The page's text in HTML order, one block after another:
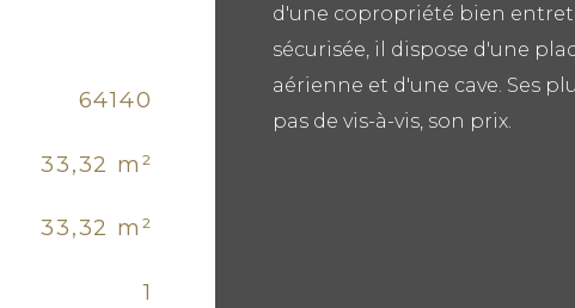
64140
33,32 m²
33,32 m²
1
Caractéristiques Valeurs
Etage
d'une copropriété bien
sécurisée, il dispose d'une
aérienne et d'une cave. Ses
pas de vis-à-vis, son prix.